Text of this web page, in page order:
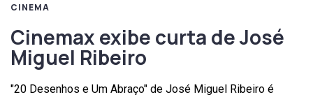
CINEMA
Cinemax exibe curta de José
Miguel Ribeiro
"20 Desenhos e Um Abraço" de José Miguel Ribeiro é